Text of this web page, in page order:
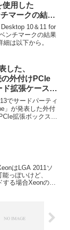
用した
マークの結果
ンスは若干の
3分の1に。
10＆11 for
ンチマークの結果
は以下から。
した、
外付けPCIe
ド拡張ケース
でサードパーティ
」が発表した外付
拡張ボックス
はLGA 2011ソ
っぽいけど、
する場合Xeonの